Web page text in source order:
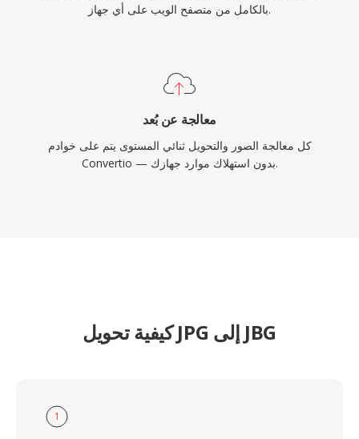
بالكامل من متصفح الويب على أي جهاز.
معالجة عن بُعد
كل معالجة الصور والتحويل ثنائي المستوى يتم على خوادم
Convertio — بدون استهلاك موارد جهازك.
كيفية تحويل JPG إلى JBG
1